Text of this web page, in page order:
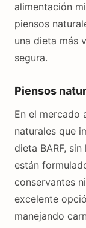
alimentación
piensos
una dieta más
segura.
Piensos
En el mercado
naturales que
dieta BARF,
están
conservantes
excelente
manejando